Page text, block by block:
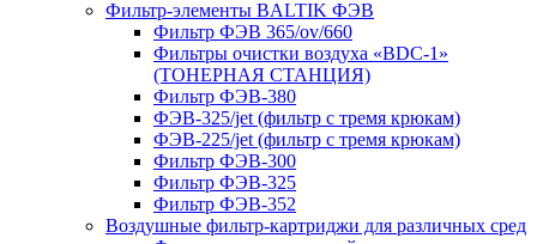
Фильтр-элементы BALTIK ФЭВ
Фильтр ФЭВ 365/ov/660
Фильтры очистки воздуха «BDC-1»
(ТОНЕРНАЯ СТАНЦИЯ)
Фильтр ФЭВ-380
ФЭВ-325/jet (фильтр с тремя крюкам)
ФЭВ-225/jet (фильтр с тремя крюкам)
Фильтр ФЭВ-300
Фильтр ФЭВ-325
Фильтр ФЭВ-352
Воздушные фильтр-картриджи для различных сред